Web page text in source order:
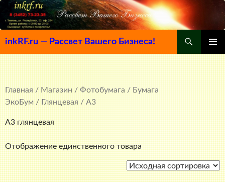
inkRF.ru — Рассвет Вашего Бизнеса!
МЕНЮ
К
СОДЕРЖИМОМУ
Главная/Магазин/Фотобумага/Бумага
ЭкоБум/Глянцевая/ A3
A3 глянцевая
Отображение единственного товара